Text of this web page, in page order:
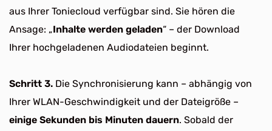
aus Ihrer Toniecloud verfügbar sind. Sie hören die
Ansage: „Inhalte werden geladen“ – der Download
Ihrer hochgeladenen Audiodateien beginnt.
Schritt 3. Die Synchronisierung kann – abhängig von
Ihrer WLAN-Geschwindigkeit und der Dateigröße –
einige Sekunden bis Minuten dauern. Sobald der